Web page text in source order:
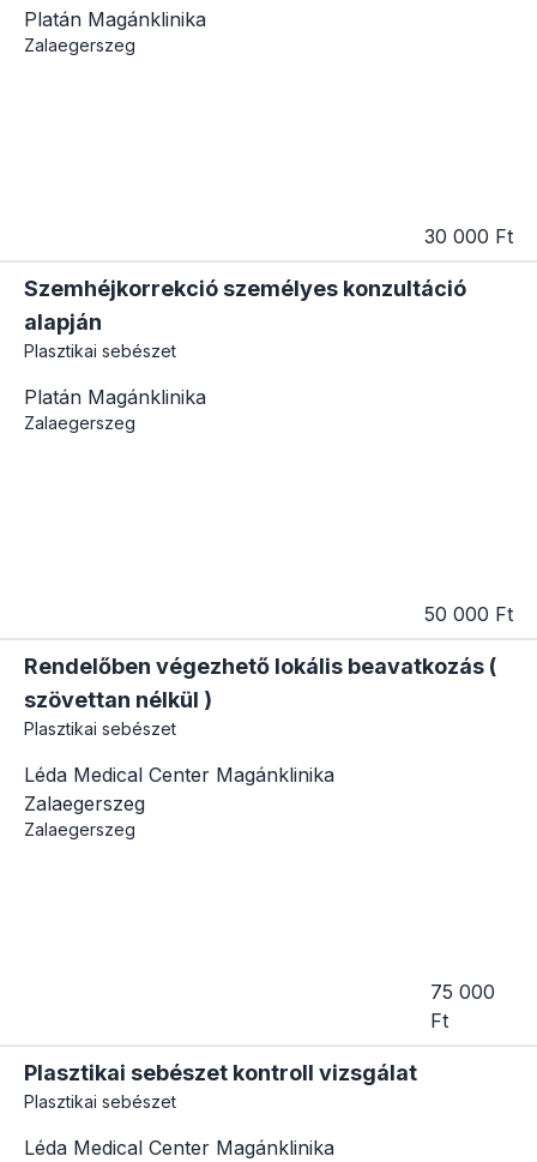
Platán Magánklinika
Zalaegerszeg
30 000 Ft
Szemhéjkorrekció személyes konzultáció
alapján
Plasztikai sebészet
Platán Magánklinika
Zalaegerszeg
50 000 Ft
Rendelőben végezhető lokális beavatkozás (
szövettan nélkül )
Plasztikai sebészet
Léda Medical Center Magánklinika
Zalaegerszeg
Zalaegerszeg
75 000
Ft
Plasztikai sebészet kontroll vizsgálat
Plasztikai sebészet
Léda Medical Center Magánklinika